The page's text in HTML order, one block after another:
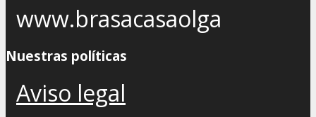
www.brasacasaolga
Nuestras políticas
Aviso legal